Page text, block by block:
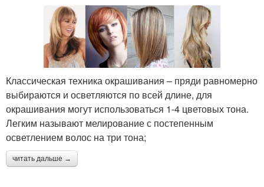
Классическая техника окрашивания – пряди равномерно
выбираются и осветляются по всей длине, для
окрашивания могут использоваться 1-4 цветовых тона.
Легким называют мелирование с постепенным
осветлением волос на три тона;
читать дальше →